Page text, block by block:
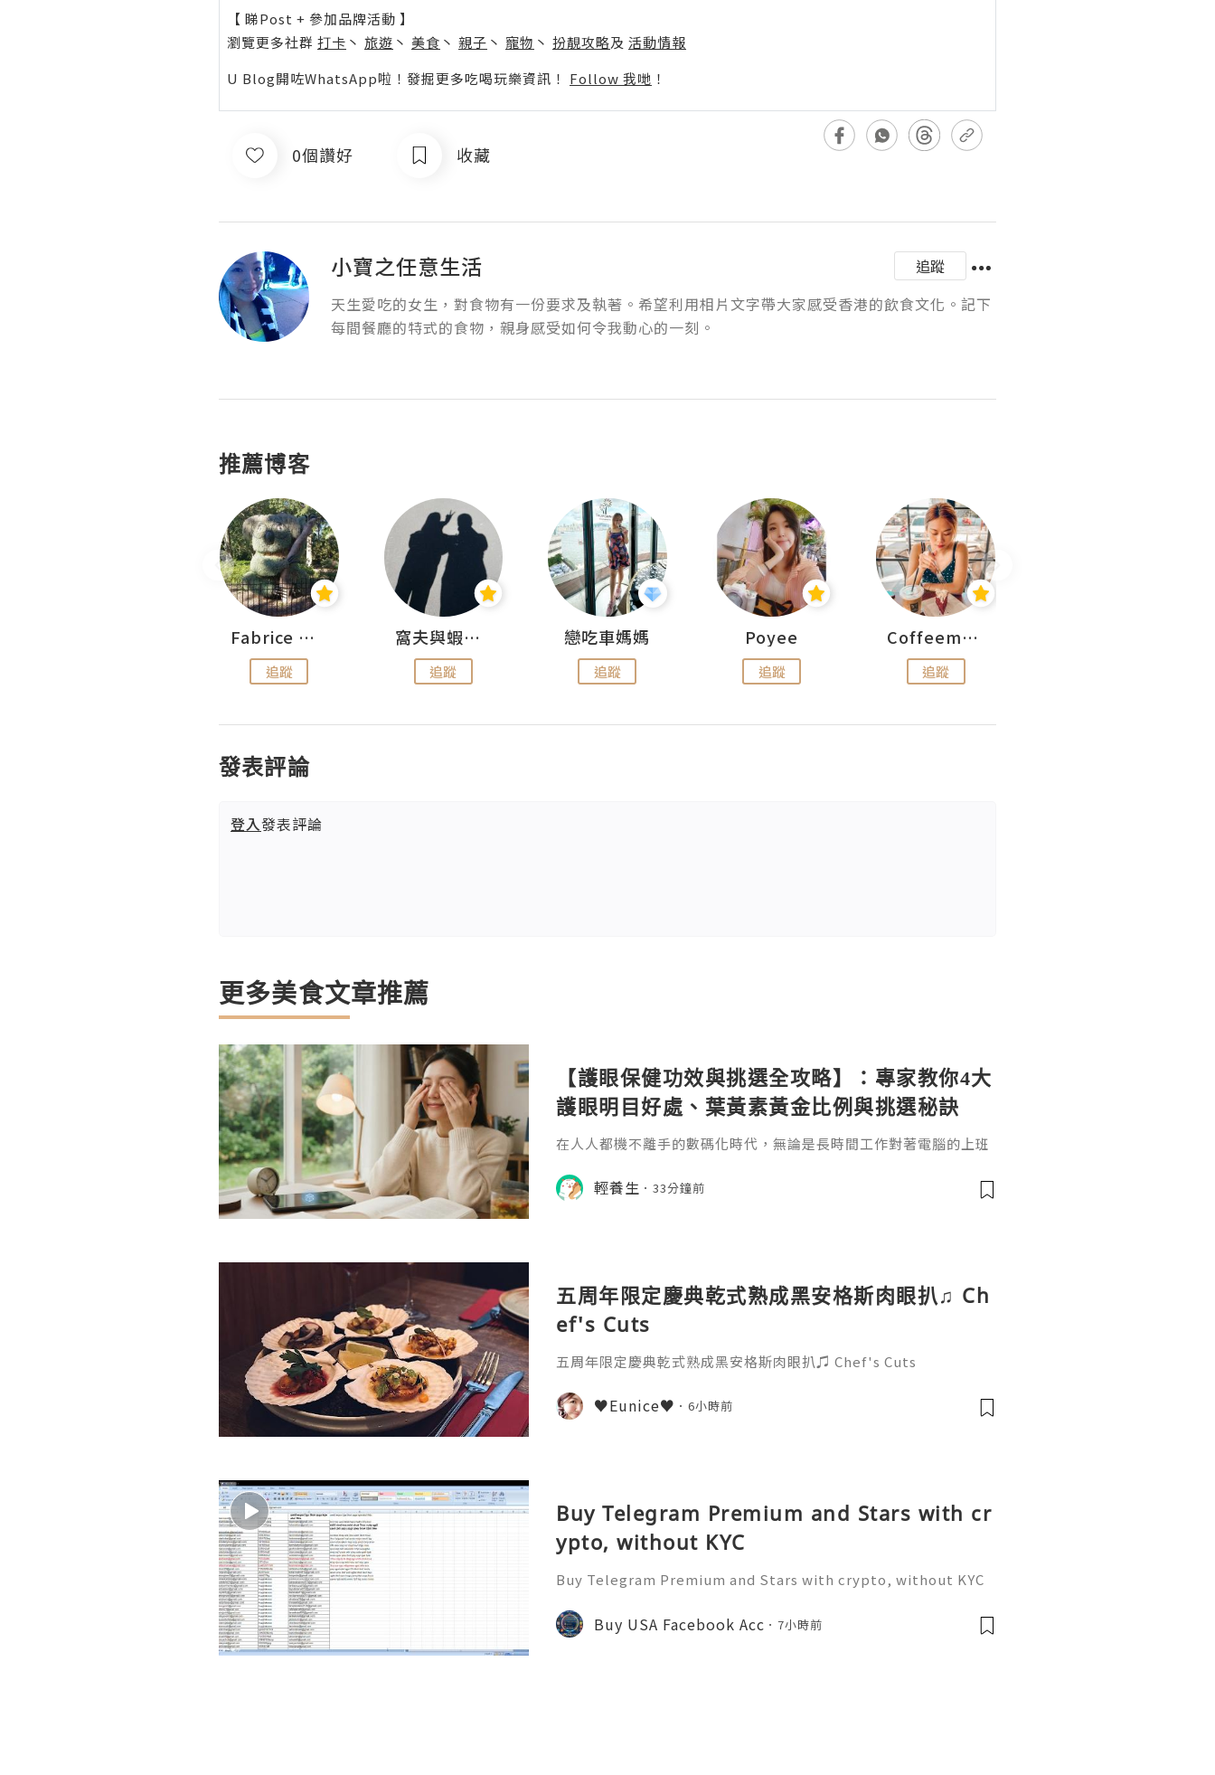
【 睇Post + 參加品牌活動 】
瀏覽更多社群 打卡 丶 旅遊 丶 美食 丶 親子 丶 寵物 丶 扮靚攻略及 活動情報
U Blog開咗WhatsApp啦！發掘更多吃喝玩樂資訊！ Follow 我哋 ！
0個讚好 收藏
小寶之任意生活
追蹤
天生愛吃的女生，對食物有一份要求及執著。希望利用相片文字帶大家感受香港的飲食文化。記下
每間餐廳的特式的食物，親身感受如何令我動心的一刻。
推薦博客
Fabrice 嚐味
追蹤
窩夫與蝦子餅
追蹤
戀吃車媽媽
追蹤
Poyee
追蹤
Coffeemeetjojo
追蹤
發表評論
登入發表評論
更多美食文章推薦
【護眼保健功效與挑選全攻略】：專家教你4大
護眼明目好處、葉黃素黃金比例與挑選秘訣
在人人都機不離手的數碼化時代，無論是長時間工作對著電腦的上班
已成為香港人最普遍的都市文明病。如何全方位守護雙眼健康、延緩
眼睛老化？
輕養生 33分鐘前
五周年限定慶典乾式熟成黑安格斯肉眼扒♫ Ch
ef's Cuts
五周年限定慶典乾式熟成黑安格斯肉眼扒♫ Chef's Cuts
♥Eunice♥ 6小時前
Buy Telegram Premium and Stars with cr
ypto, without KYC
Buy Telegram Premium and Stars with crypto, without KYC
pp: +1 (904) 339-1335 Understanding the mechanics of multi
-account digital communication
Buy USA Facebook Acc 7小時前